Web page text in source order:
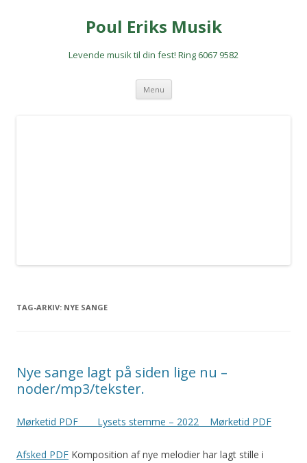
Poul Eriks Musik
Levende musik til din fest! Ring 6067 9582
Menu Hop
indhold
TAG-ARKIV: NYE SANGE
Nye sange lagt på siden lige nu –
noder/mp3/tekster.
Mørketid PDF Lysets stemme – 2022 Mørketid PDF
Afsked PDF Komposition af nye melodier har lagt stille i